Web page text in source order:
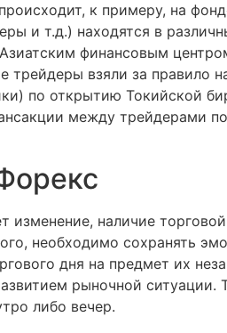
к примеру, на
и т.д.) находятся в
финансовым
взяли за правило
по открытию Токийской
между трейдерами
наличие торговой
необходимо сохранять
дня на предмет их
рыночной ситуации.
либо вечер.